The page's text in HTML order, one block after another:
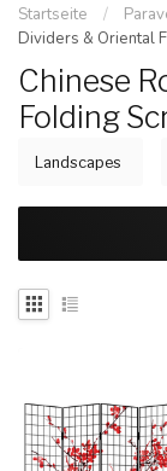
Startseite /
Dividers & Oriental
Chinese
Folding
Landscapes